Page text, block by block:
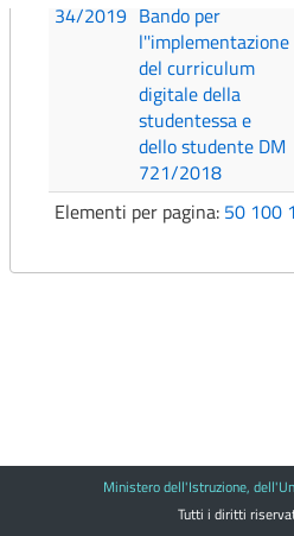
34/2019 Bando per
l''implementazione
del curriculum
digitale della
studentessa e
dello studente DM
721/2018
Elementi per pagina: 50 100
Ministero dell'Istruzione,
Tutti i diritti